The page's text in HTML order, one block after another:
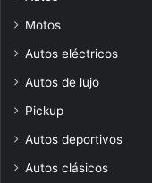
Motos
Autos eléctricos
Autos de lujo
Pickup
Autos deportivos
Autos clásicos